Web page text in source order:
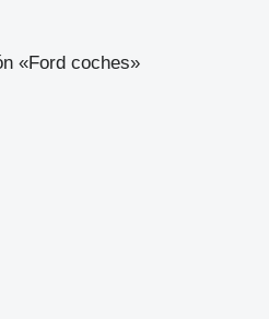
«Ford coches»